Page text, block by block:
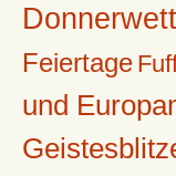
Feiertage
und